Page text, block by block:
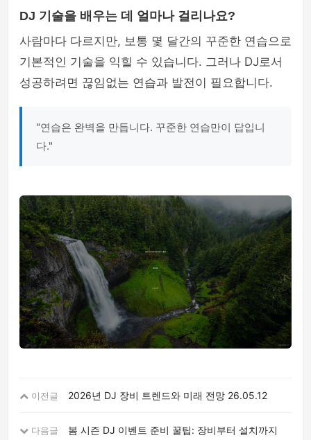
DJ 기술을 배우는 데 얼마나 걸리나요?
사람마다 다르지만, 보통 몇 달간의 꾸준한 연습으로
기본적인 기술을 익힐 수 있습니다. 그러나 DJ로서
성공하려면 끊임없는 연습과 발전이 필요합니다.
"연습은 완벽을 만듭니다. 꾸준한 연습만이 답입니
다."
이전글 2026년 DJ 장비 트렌드와 미래 전망 26.05.12
다음글
봄 시즌 DJ 이벤트 준비 꿀팁: 장비부터 설치까지